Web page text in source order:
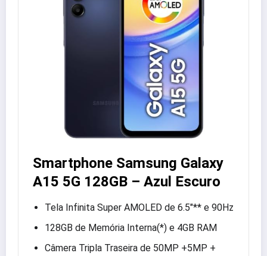
Smartphone Samsung Galaxy
A15 5G 128GB – Azul Escuro
Tela Infinita Super AMOLED de 6.5″** e 90Hz
128GB de Memória Interna(*) e 4GB RAM
Câmera Tripla Traseira de 50MP +5MP +